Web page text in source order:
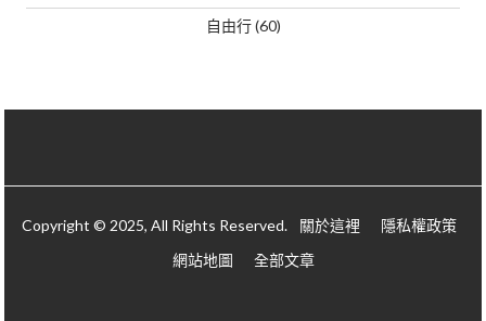
自由行(60)
Copyright © 2025, All Rights Reserved. 關於這裡
隱私權政策
網站地圖
全部文章